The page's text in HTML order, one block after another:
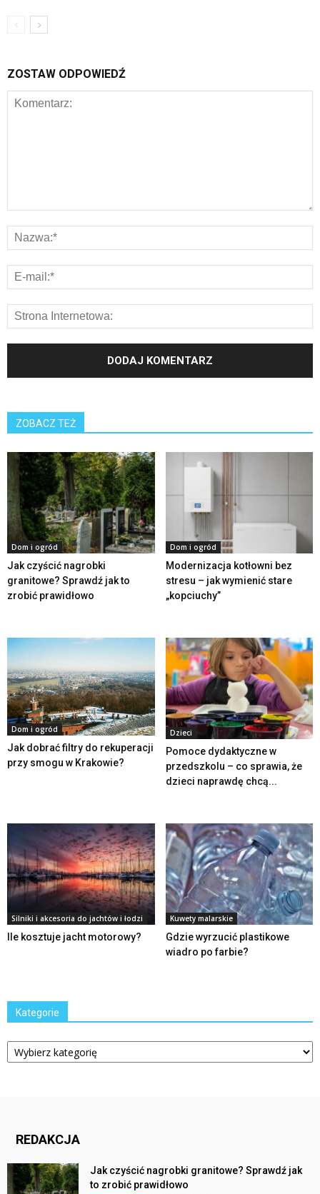
ZOSTAW ODPOWIEDŹ
ZOBACZ TEŻ
Dom i ogród
Jak czyścić nagrobki
granitowe? Sprawdź jak to
zrobić prawidłowo
Dom i ogród
Modernizacja kotłowni bez
stresu – jak wymienić stare
„kopciuchy”
Dom i ogród
Jak dobrać filtry do rekuperacji
przy smogu w Krakowie?
Dzieci
Pomoce dydaktyczne w
przedszkolu – co sprawia, że
dzieci naprawdę chcą...
Silniki i akcesoria do jachtów i łodzi
Ile kosztuje jacht motorowy?
Kuwety malarskie
Gdzie wyrzucić plastikowe
wiadro po farbie?
Kategorie
Kategorie
REDAKCJA
Jak czyścić nagrobki granitowe? Sprawdź jak
to zrobić prawidłowo